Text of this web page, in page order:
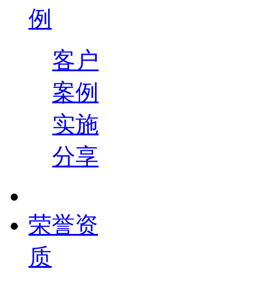
例
客户
案例
实施
分享
荣誉资
质